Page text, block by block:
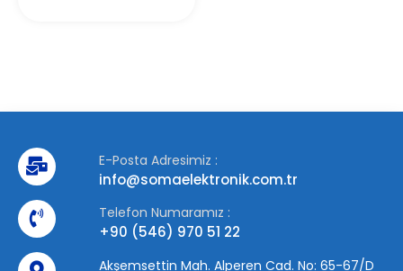
E-Posta Adresimiz :
info@somaelektronik.com.tr
Telefon Numaramız :
+90 (546) 970 51 22
Akşemsettin Mah. Alperen Cad. No: 65-67/D